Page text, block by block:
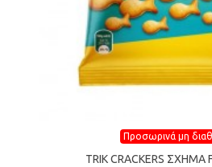
Προσωρινά μη
TRIK CRACKERS ΣΧΗΜΑ